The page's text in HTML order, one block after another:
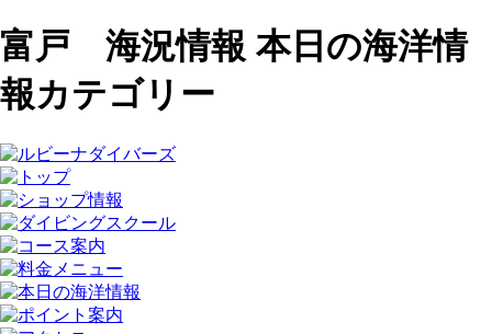
富戸 海況情報 本日の海洋情
報カテゴリー